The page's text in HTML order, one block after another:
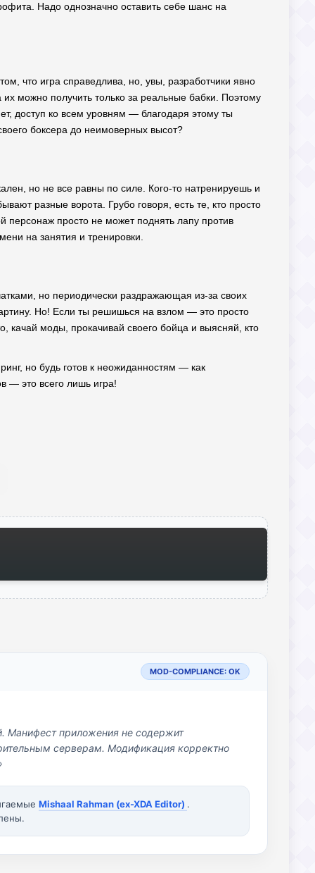
Надо однозначно оставить себе шанс на
что игра справедлива, но, увы, разработчики явно
можно получить только за реальные бабки. Поэтому
доступ ко всем уровням — благодаря этому ты
боксера до неимоверных высот?
но не все равны по силе. Кого-то натренируешь и
разные ворота. Грубо говоря, есть те, кто просто
персонаж просто не может поднять лапу против
на занятия и тренировки.
но периодически раздражающая из-за своих
Но! Если ты решишься на взлом — это просто
качай моды, прокачивай своего бойца и выясняй, кто
но будь готов к неожиданностям — как
— это всего лишь игра!
MOD-COMPLIANCE: OK
Манифест приложения не содержит
серверам. Модификация корректно
Mishaal Rahman (ex-XDA Editor) .